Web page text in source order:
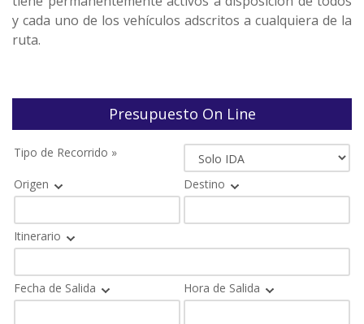
y cada uno de los vehículos adscritos a cualquiera de la
ruta.
Presupuesto On Line
Tipo de Recorrido »
Origen Destino
Itinerario
Fecha de Salida Hora de Salida